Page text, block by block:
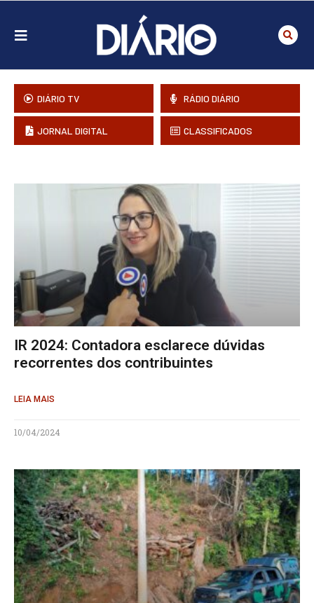
DIÁRIO TV RÁDIO DIÁRIO
JORNAL DIGITAL CLASSIFICADOS
IR 2024: Contadora esclarece dúvidas
recorrentes dos contribuintes
LEIA MAIS
10/04/2024